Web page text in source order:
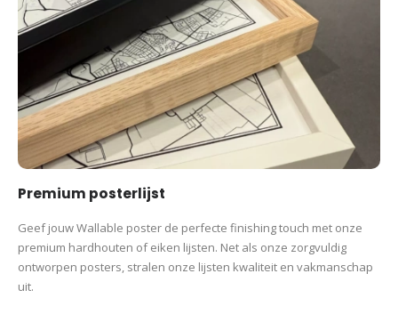
Premium posterlijst
Geef jouw Wallable poster de perfecte finishing touch met onze
premium hardhouten of eiken lijsten. Net als onze zorgvuldig
ontworpen posters, stralen onze lijsten kwaliteit en vakmanschap
uit.